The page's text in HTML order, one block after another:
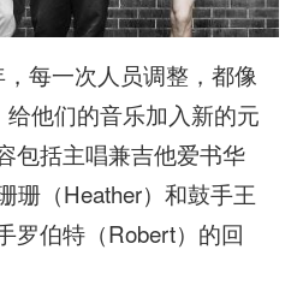
每一次人员调整，都像
给他们的音乐加入新的元
包括主唱兼吉他爱书华
珊（Heather）和鼓手王
罗伯特（Robert）的回